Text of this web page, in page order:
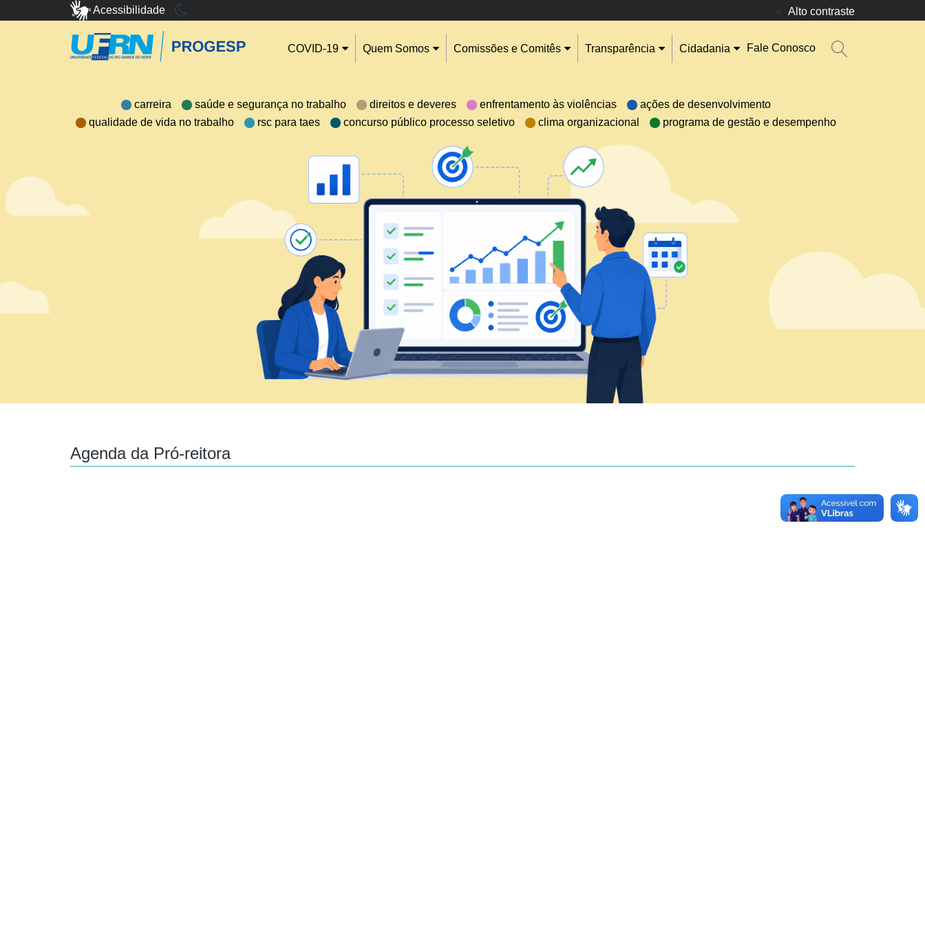
Acessibilidade Alto contraste
COVID-19 Quem Somos Comissões e Comitês Transparência Cidadania Fale Conosco
carreira saúde e segurança no trabalho direitos e deveres enfrentamento às violências
ações de desenvolvimento
qualidade de vida no trabalho
rsc para taes concurso público processo seletivo clima organizacional programa de gestão e desempenho
Agenda da Pró-reitora